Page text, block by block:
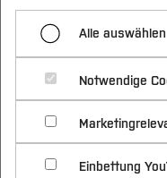
Studium
Vor dem
Bewerben &
Im Studium
Studienbüros
Nach dem
Forschung
Profil
Forschungs-
Schwerpunkte
Beratung &
Nachhaltigkeit
International
Ziele und Strategien
Herstellung
Eigenschaften
Kontakt
Projektleitung
Alle auswählen
Notwendige
Einbettung